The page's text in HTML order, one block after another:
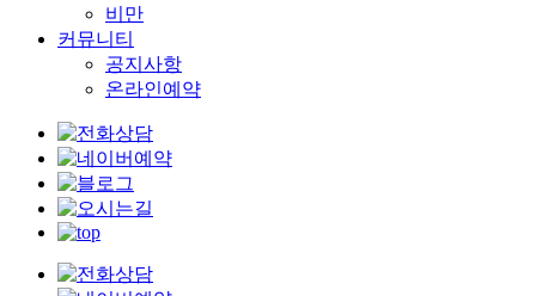
비만
커뮤니티
공지사항
온라인예약